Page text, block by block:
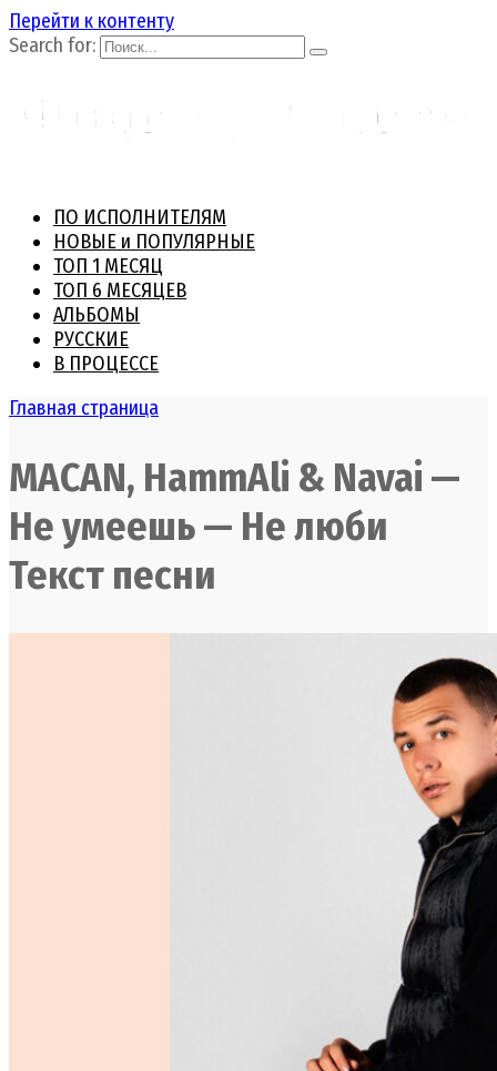
Перейти к контенту
Search for:
ПО ИСПОЛНИТЕЛЯМ
НОВЫЕ и ПОПУЛЯРНЫЕ
ТОП 1 МЕСЯЦ
ТОП 6 МЕСЯЦЕВ
АЛЬБОМЫ
РУССКИЕ
В ПРОЦЕССЕ
Главная страница
MACAN, HammAli & Navai —
Не умеешь — Не люби
Текст песни